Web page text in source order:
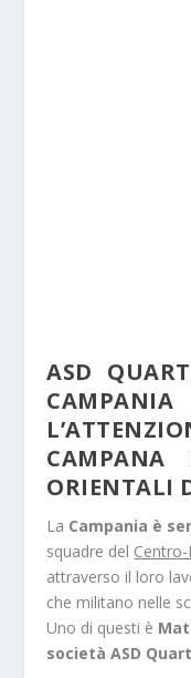
ASD
CAMPANIA
CAMPANA
ORIENTALI
La Campania è
squadre del
attraverso il loro
che militano nelle
Uno di questi è
società ASD